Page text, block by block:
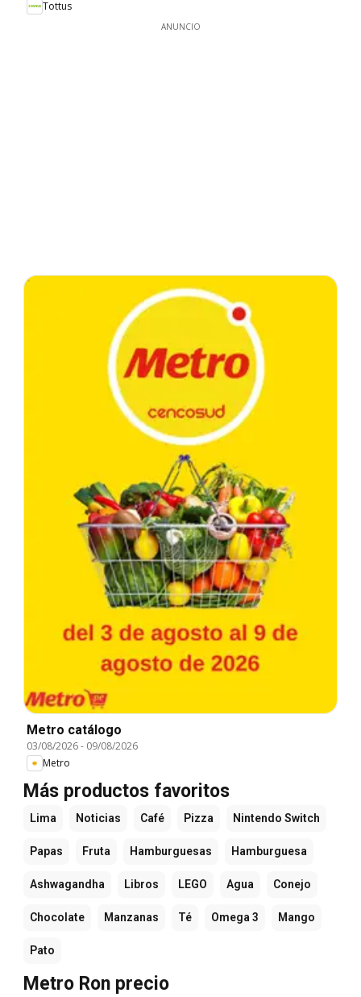
Tottus
ANUNCIO
Metro catálogo
03/08/2026- 09/08/2026
Metro
Más productos favoritos
Lima Noticias Café Pizza Nintendo Switch
Papas Fruta Hamburguesas Hamburguesa
Ashwagandha Libros LEGO Agua Conejo
Chocolate Manzanas Té Omega 3 Mango
Pato
Metro Ron precio